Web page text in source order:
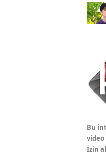
Bu
video
İzin